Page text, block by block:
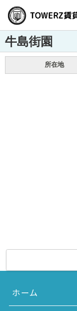
牛島街園
所在地
ホーム